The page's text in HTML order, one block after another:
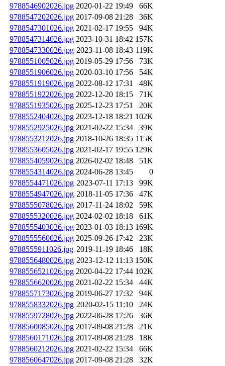
9788546902026.jpg 2020-01-22 19:49
66K
9788547202026.jpg 2017-09-08 21:28
36K
9788547301026.jpg 2021-02-17 19:55
94K
9788547314026.jpg 2023-10-31 18:42 157K
9788547330026.jpg 2023-11-08 18:43 119K
9788551005026.jpg 2019-05-29 17:56
73K
9788551906026.jpg 2020-03-10 17:56
54K
9788551919026.jpg 2022-08-12 17:31
48K
9788551922026.jpg 2022-12-20 18:15
71K
9788551935026.jpg 2025-12-23 17:51
20K
9788552404026.jpg 2023-12-18 18:21 102K
9788552925026.jpg 2021-02-22 15:34
39K
9788553212026.jpg 2018-10-26 18:35 115K
9788553605026.jpg 2021-02-17 19:55 129K
9788554059026.jpg 2026-02-02 18:48
51K
9788554314026.jpg 2024-06-28 13:45
0
9788554471026.jpg 2023-07-11 17:13
99K
9788554947026.jpg 2018-11-05 17:36
47K
9788555078026.jpg 2017-11-24 18:02
59K
9788555320026.jpg 2024-02-02 18:18
61K
9788555403026.jpg 2023-01-03 18:13 169K
9788555560026.jpg 2025-09-26 17:42
23K
9788555911026.jpg 2019-11-19 18:46
18K
9788556480026.jpg 2023-12-12 11:13 150K
9788556521026.jpg 2020-04-22 17:44 102K
9788556620026.jpg 2021-02-22 15:34
44K
9788557173026.jpg 2019-06-27 17:32
94K
9788558332026.jpg 2020-02-15 11:10
24K
9788559728026.jpg 2022-06-28 17:26
36K
9788560085026.jpg 2017-09-08 21:28
21K
9788560171026.jpg 2017-09-08 21:28
18K
9788560212026.jpg 2021-02-22 15:34
66K
9788560647026.jpg 2017-09-08 21:28
32K